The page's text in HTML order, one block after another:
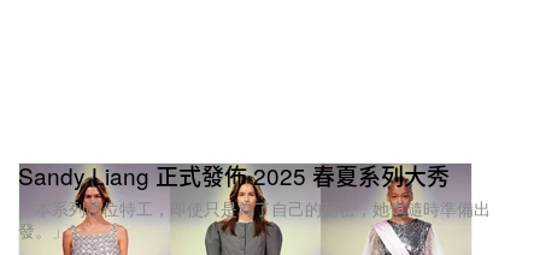
Sandy Liang 正式發佈 2025 春夏系列大秀
「本系列是位特工，即使只是為了自己的秘密，她也隨時準備出
發。」